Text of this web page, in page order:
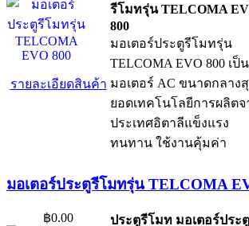
รายละเอียดสินค้า
รีโมทรุ่น TELCOMA
800
มอเตอร์ประตูรีโมทรุ่น
TELCOMA EVO 800 เป็น
มอเตอร์ AC ขนาดกลาง
ยอดเทคโนโลยีการผลิตจ
ประเทศอิตาลีแข็งแรง
ทนทาน ใช้งานคุ้มค่า
มอเตอร์ประตูรีโมทรุ่น TELCOMA
฿0.00 ประตูรีโมท มอเตอร์ประตู